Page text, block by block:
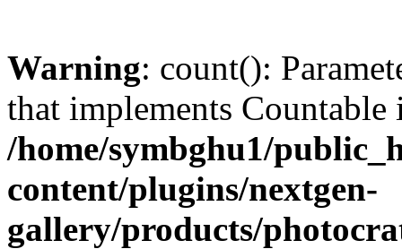
Warning: count():
that implements Countable
/home/symbghu1/
content/plugins/nextgen-
gallery/products/